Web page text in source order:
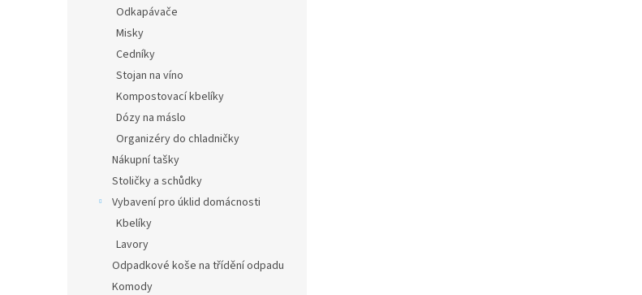
Odkapávače
Misky
Cedníky
Stojan na víno
Kompostovací kbelíky
Dózy na máslo
Organizéry do chladničky
Nákupní tašky
Stoličky a schůdky
Vybavení pro úklid domácnosti
Kbelíky
Lavory
Odpadkové koše na třídění odpadu
Komody